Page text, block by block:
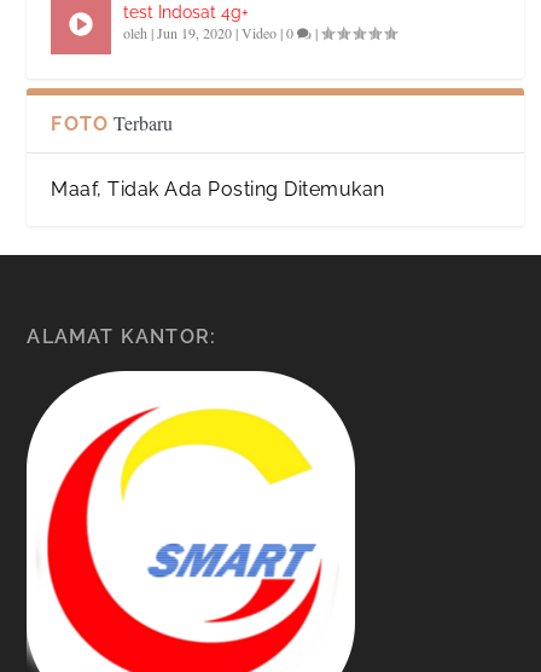
test Indosat 4g+
oleh|Jun 19, 2020|Video|0 |
FOTO Terbaru
Maaf, Tidak Ada Posting Ditemukan
ALAMAT KANTOR: